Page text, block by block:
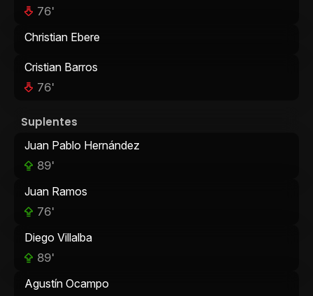
76'
Christian Ebere
Cristian Barros
76'
Suplentes
Juan Pablo Hernández
89'
Juan Ramos
76'
Diego Villalba
89'
Agustín Ocampo